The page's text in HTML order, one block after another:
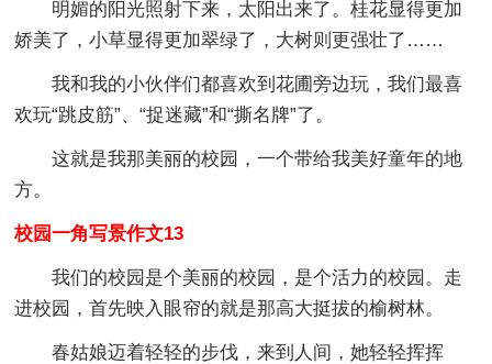
明媚的阳光照射下来，太阳出来了。桂花显得更加
娇美了，小草显得更加翠绿了，大树则更强壮了……
我和我的小伙伴们都喜欢到花圃旁边玩，我们最喜
欢玩“跳皮筋”、“捉迷藏”和“撕名牌”了。
这就是我那美丽的校园，一个带给我美好童年的地
方。
校园一角写景作文13
我们的校园是个美丽的校园，是个活力的校园。走
进校园，首先映入眼帘的就是那高大挺拔的榆树林。
春姑娘迈着轻轻的步伐，来到人间，她轻轻挥挥